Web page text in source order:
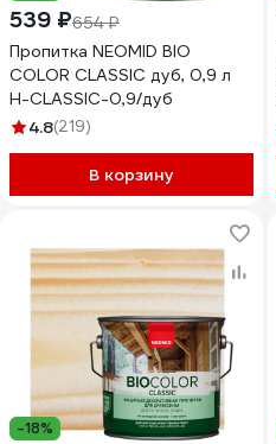
539 ₽654 ₽
Пропитка NEOMID BIO
COLOR CLASSIC дуб, 0,9 л
Н-CLASSIC-0,9/дуб
4.8(219)
В корзину
-18%